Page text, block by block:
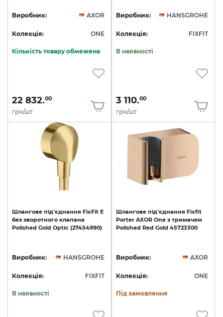
Виробник: AXOR
Колекція: ONE
Кількість товару обмежена
22 832.00
грн/шт
Виробник: HANSGROHE
Колекція: FIXFIT
В наявності
3 110.00
грн/шт
Шлангове під'єднання FixFit E
без зворотного клапана
Polished Gold Optic (27454990)
Виробник: HANSGROHE
Колекція: FIXFIT
В наявності
Шлангове під'єднання Fixfit
Porter AXOR One з тримачем
Polished Red Gold 45723300
Виробник: AXOR
Колекція: ONE
Під замовлення